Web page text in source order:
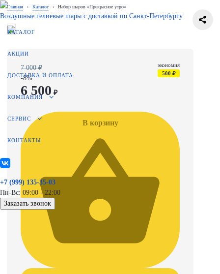
Воздушные гелиевые шары с доставкой по Санкт-Петербургу
КАТАЛОГ
АКЦИИ
ДОСТАВКА И ОПЛАТА
КОМПАНИЯ
СЕРВИС
КОНТАКТЫ
+7 (999) 135-35-03
Пн-Вс: 09:00 - 22:00
Заказать звонок
Главная › Каталог › Набор шаров «Прекрасное утро»
7 000 ₽
-8%
6 500 ₽
экономия
500 ₽
В корзину